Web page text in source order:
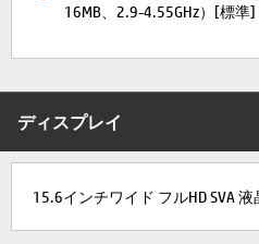
16MB、2.9-4.55GHz）[標準]
ディスプレイ
15.6インチワイド フルHD SVA